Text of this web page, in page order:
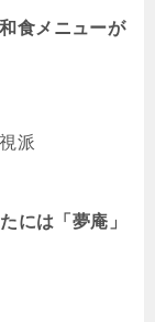
食メニューが
派
には「夢庵」